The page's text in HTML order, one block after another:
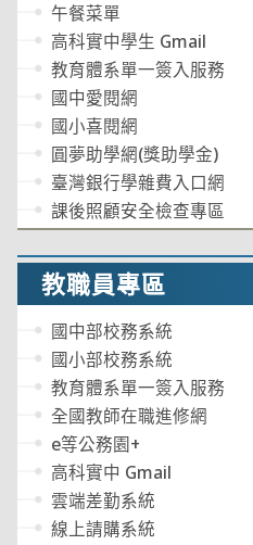
午餐菜單
高科實中學生 Gmail
教育體系單一簽入服務
國中愛閱網
國小喜閱網
圓夢助學網(獎助學金)
臺灣銀行學雜費入口網
課後照顧安全檢查專區
教職員專區
國中部校務系統
國小部校務系統
教育體系單一簽入服務
全國教師在職進修網
e等公務園+
高科實中 Gmail
雲端差勤系統
線上請購系統